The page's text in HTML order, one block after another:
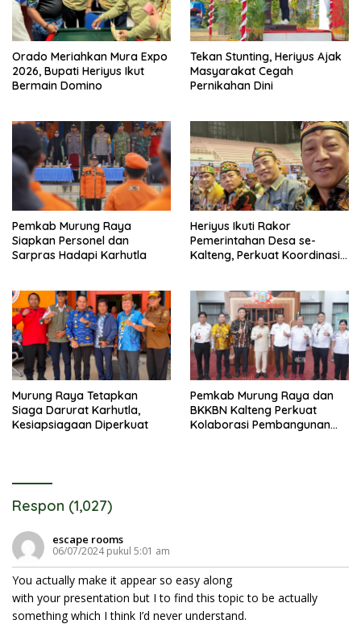
Orado Meriahkan Mura Expo
2026, Bupati Heriyus Ikut
Bermain Domino
Tekan Stunting, Heriyus Ajak
Masyarakat Cegah
Pernikahan Dini
Pemkab Murung Raya
Siapkan Personel dan
Sarpras Hadapi Karhutla
Heriyus Ikuti Rakor
Pemerintahan Desa se-
Kalteng, Perkuat Koordinasi
Murung Raya Tetapkan
Siaga Darurat Karhutla,
Kesiapsiagaan Diperkuat
Pemkab Murung Raya dan
BKKBN Kalteng Perkuat
Kolaborasi Pembangunan
Respon (1,027)
escape rooms
06/07/2024 pukul 5:01 am
You actually make it appear so easy along
with your presentation but I to find this topic to be actually
something which I think I’d never understand.